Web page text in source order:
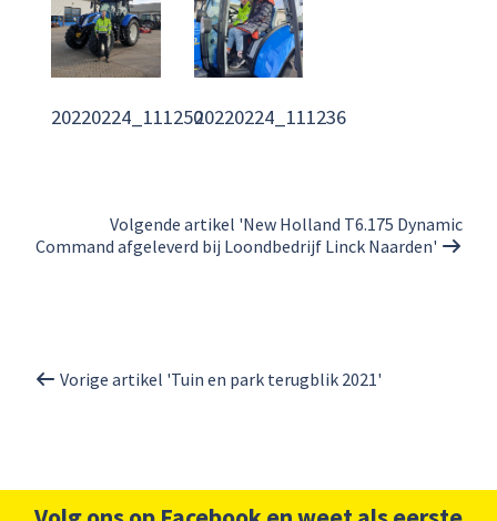
20220224_11125020220224_111236
Volgende artikel 'New Holland T6.175 Dynamic
Command afgeleverd bij Loondbedrijf Linck Naarden'
Vorige artikel 'Tuin en park terugblik 2021'